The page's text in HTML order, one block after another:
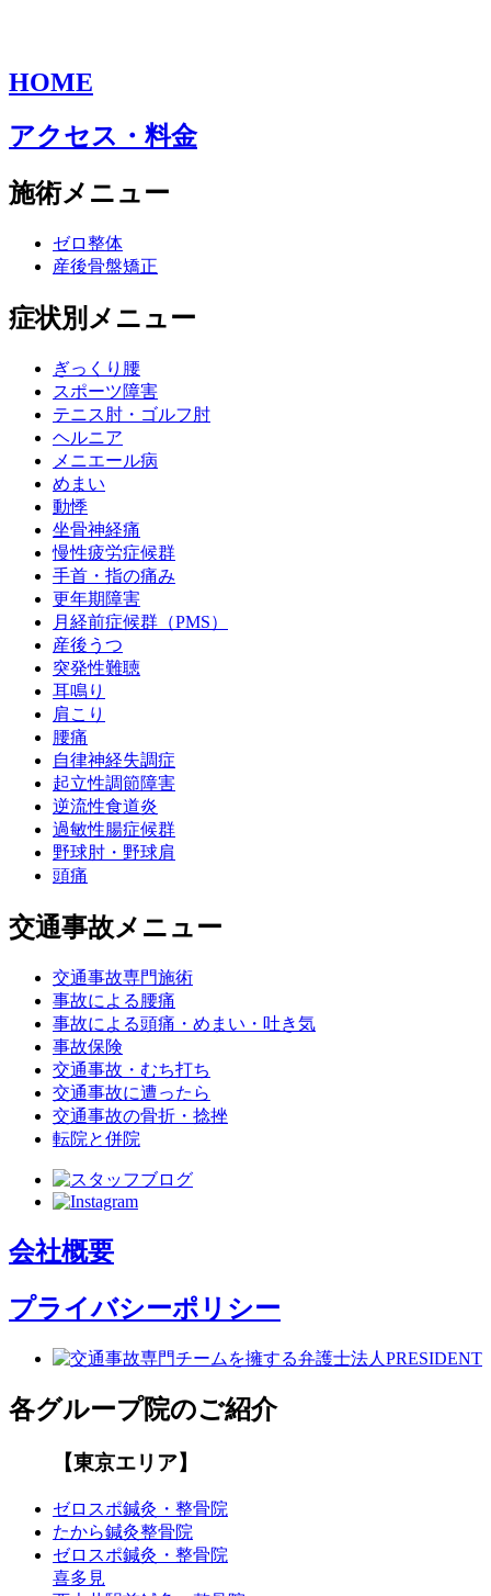
HOME
アクセス・料金
施術メニュー
ゼロ整体
産後骨盤矯正
症状別メニュー
ぎっくり腰
スポーツ障害
テニス肘・ゴルフ肘
ヘルニア
メニエール病
めまい
動悸
坐骨神経痛
慢性疲労症候群
手首・指の痛み
更年期障害
月経前症候群（PMS）
産後うつ
突発性難聴
耳鳴り
肩こり
腰痛
自律神経失調症
起立性調節障害
逆流性食道炎
過敏性腸症候群
野球肘・野球肩
頭痛
交通事故メニュー
交通事故専門施術
事故による腰痛
事故による頭痛・めまい・吐き気
事故保険
交通事故・むち打ち
交通事故に遭ったら
交通事故の骨折・捻挫
転院と併院
会社概要
プライバシーポリシー
各グループ院のご紹介
【東京エリア】
ゼロスポ鍼灸・整骨院
たから鍼灸整骨院
ゼロスポ鍼灸・整骨院
喜多見